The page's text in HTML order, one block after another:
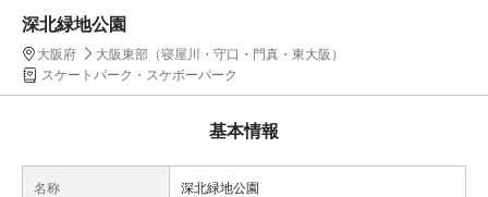
深北緑地公園
大阪府
大阪東部（寝屋川・守口・門真・東大阪）
スケートパーク・スケボーパーク
基本情報
名称 深北緑地公園